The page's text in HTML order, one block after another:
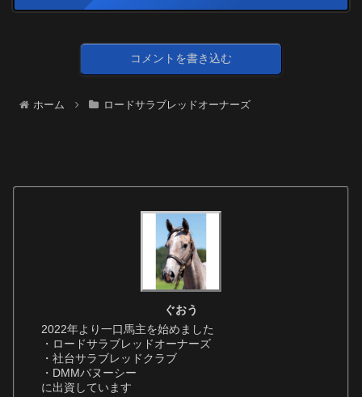
コメントを書き込む
ホーム ロードサラブレッドオーナーズ
ぐおう
2022年より一口馬主を始めました
・ロードサラブレッドオーナーズ
・社台サラブレッドクラブ
・DMMバヌーシー
に出資しています